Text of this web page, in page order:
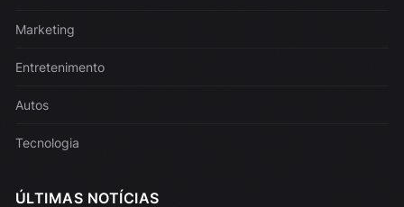
Marketing
Entretenimento
Autos
Tecnologia
ÚLTIMAS NOTÍCIAS